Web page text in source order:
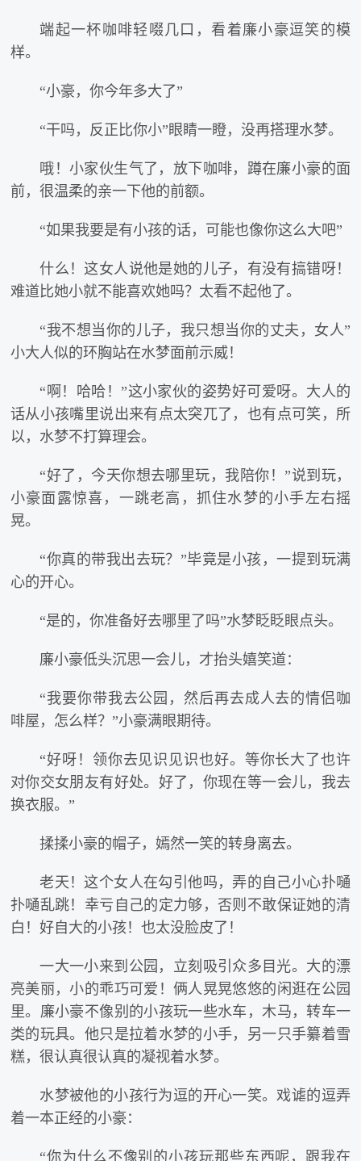
端起一杯咖啡轻啜几口，看着廉小豪逗笑的模
样。
“小豪，你今年多大了”
“干吗，反正比你小”眼睛一瞪，没再搭理水梦。
哦！小家伙生气了，放下咖啡，蹲在廉小豪的面
前，很温柔的亲一下他的前额。
“如果我要是有小孩的话，可能也像你这么大吧”
什么！这女人说他是她的儿子，有没有搞错呀！
难道比她小就不能喜欢她吗？太看不起他了。
“我不想当你的儿子，我只想当你的丈夫，女人”
小大人似的环胸站在水梦面前示威！
“啊！哈哈！”这小家伙的姿势好可爱呀。大人的
话从小孩嘴里说出来有点太突兀了，也有点可笑，所
以，水梦不打算理会。
“好了，今天你想去哪里玩，我陪你！”说到玩，
小豪面露惊喜，一跳老高，抓住水梦的小手左右摇
晃。
“你真的带我出去玩？”毕竟是小孩，一提到玩满
心的开心。
“是的，你准备好去哪里了吗”水梦眨眨眼点头。
廉小豪低头沉思一会儿，才抬头嬉笑道：
“我要你带我去公园，然后再去成人去的情侣咖
啡屋，怎么样？”小豪满眼期待。
“好呀！领你去见识见识也好。等你长大了也许
对你交女朋友有好处。好了，你现在等一会儿，我去
换衣服。”
揉揉小豪的帽子，嫣然一笑的转身离去。
老天！这个女人在勾引他吗，弄的自己小心扑嗵
扑嗵乱跳！幸亏自己的定力够，否则不敢保证她的清
白！好自大的小孩！也太没脸皮了！
一大一小来到公园，立刻吸引众多目光。大的漂
亮美丽，小的乖巧可爱！俩人晃晃悠悠的闲逛在公园
里。廉小豪不像别的小孩玩一些水车，木马，转车一
类的玩具。他只是拉着水梦的小手，另一只手纂着雪
糕，很认真很认真的凝视着水梦。
水梦被他的小孩行为逗的开心一笑。戏谑的逗弄
着一本正经的小豪：
“你为什么不像别的小孩玩那些东西呢，跟我在